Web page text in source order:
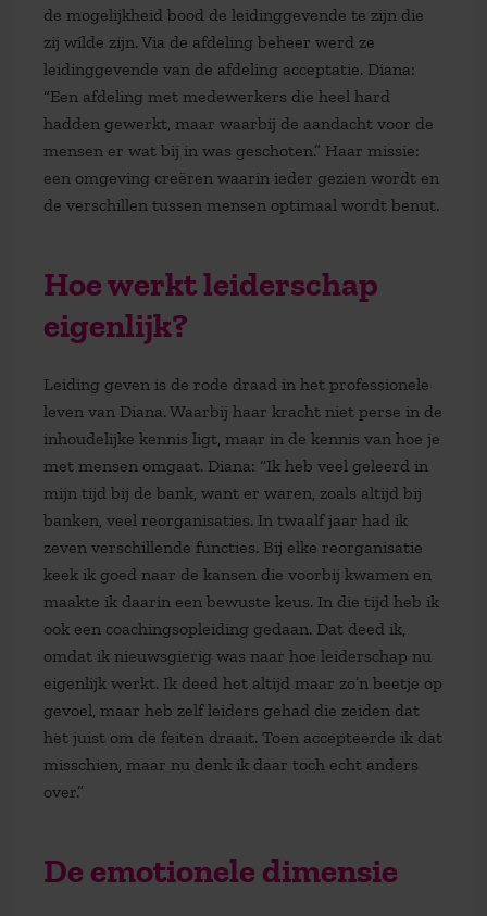
de mogelijkheid bood de leidinggevende te zijn die
zij wílde zijn. Via de afdeling beheer werd ze
leidinggevende van de afdeling acceptatie. Diana:
“Een afdeling met medewerkers die heel hard
hadden gewerkt, maar waarbij de aandacht voor de
mensen er wat bij in was geschoten.” Haar missie:
een omgeving creëren waarin ieder gezien wordt en
de verschillen tussen mensen optimaal wordt benut.
Hoe werkt leiderschap
eigenlijk?
Leiding geven is de rode draad in het professionele
leven van Diana. Waarbij haar kracht niet perse in de
inhoudelijke kennis ligt, maar in de kennis van hoe je
met mensen omgaat. Diana: “Ik heb veel geleerd in
mijn tijd bij de bank, want er waren, zoals altijd bij
banken, veel reorganisaties. In twaalf jaar had ik
zeven verschillende functies. Bij elke reorganisatie
keek ik goed naar de kansen die voorbij kwamen en
maakte ik daarin een bewuste keus. In die tijd heb ik
ook een coachingsopleiding gedaan. Dat deed ik,
omdat ik nieuwsgierig was naar hoe leiderschap nu
eigenlijk werkt. Ik deed het altijd maar zo’n beetje op
gevoel, maar heb zelf leiders gehad die zeiden dat
het juist om de feiten draait. Toen accepteerde ik dat
misschien, maar nu denk ik daar toch echt anders
over.”
De emotionele dimensie